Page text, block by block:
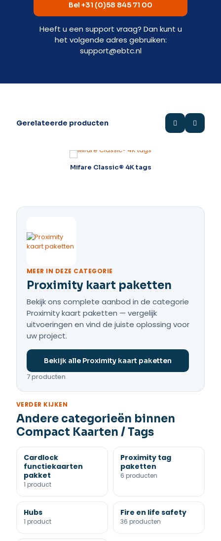
Bel +31 (0)58 845 71 00
Heeft u een support vraag? Dan kunt u
het volgende adres gebruiken:
support@ebtc.nl
Gerelateerde producten
Mifare Classic® 4K tags
MEER IN DEZE CATEGORIE
Proximity kaart paketten
Bekijk ons complete aanbod in de categorie
Proximity kaart paketten — vergelijk
uitvoeringen en vind de juiste oplossing voor
uw project.
Bekijk alle Proximity kaart paketten
7 producten
VERDER KIJKEN
Andere categorieën binnen
Compact Kaarten / Tags
Cardlock
functiekaarten
pakket
1 product
Proximity tag
paketten
6 producten
Hubs
1 product
Fire en life safety
36 producten